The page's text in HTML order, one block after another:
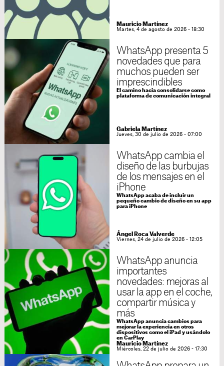
Mauricio Martínez
Martes, 4 de agosto de 2026 - 18:30
WhatsApp presenta 5
novedades que para
muchos pueden ser
imprescindibles
El camino hacia consolidarse como
plataforma de comunicación integral
Gabriela Martínez
Jueves, 30 de julio de 2026 - 07:00
WhatsApp cambia el
diseño de las burbujas
de los mensajes en el
iPhone
WhatsApp acaba de incluir un
pequeño cambio de diseño en su app
para iPhone
Ángel Roca Valverde
Viernes, 24 de julio de 2026 - 12:05
WhatsApp anuncia
importantes
novedades: mejoras al
usar la app en el coche,
compartir música y
más
WhatsApp anuncia cambios para
mejorar la experiencia en otros
dispositivos como el iPad y usándolo
en CarPlay
Mauricio Martínez
Miércoles, 22 de julio de 2026 - 17:30